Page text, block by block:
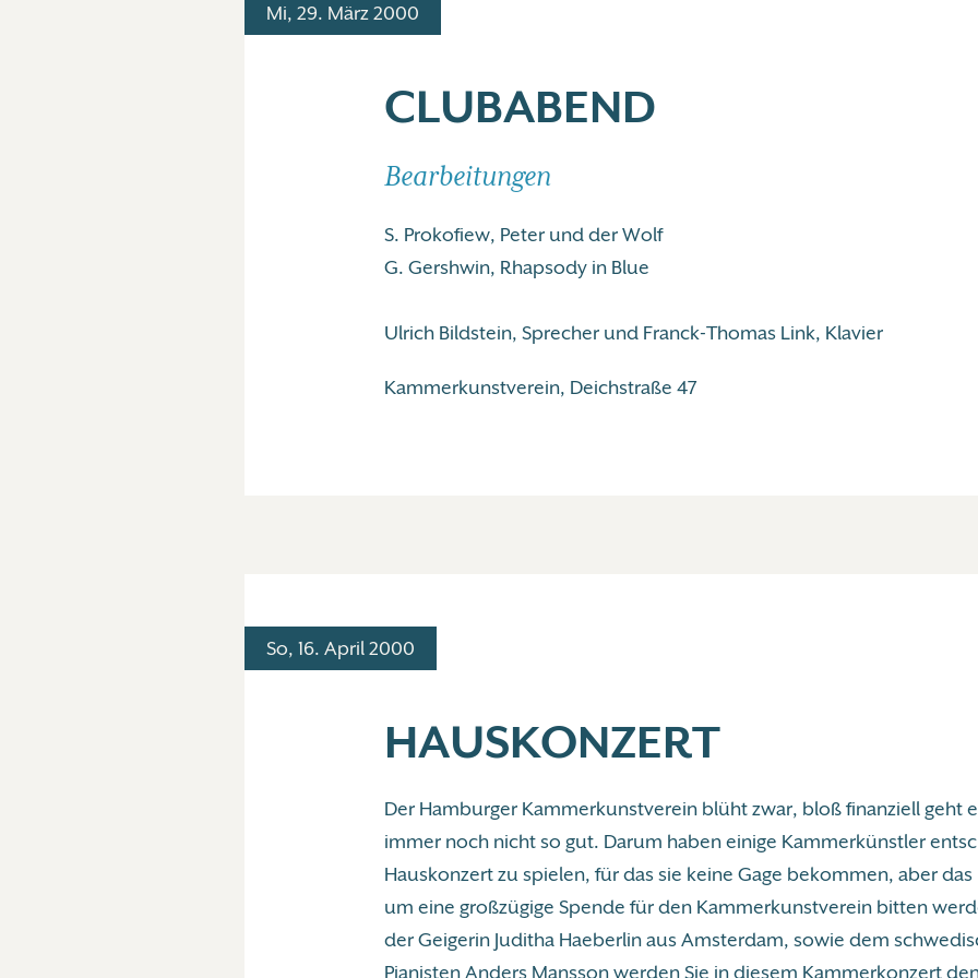
Mi, 29. März 2000
CLUBABEND
Bearbeitungen
S. Prokofiew, Peter und der Wolf
G. Gershwin, Rhapsody in Blue
Ulrich Bildstein, Sprecher und Franck-Thomas Link, Klavier
Kammerkunstverein, Deichstraße 47
So, 16. April 2000
HAUSKONZERT
Der Hamburger Kammerkunstverein blüht zwar, bloß finanziell geht
immer noch nicht so gut. Darum haben einige Kammerkünstler
Hauskonzert zu spielen, für das sie keine Gage bekommen, aber
um eine großzügige Spende für den Kammerkunstverein bitten
der Geigerin Juditha Haeberlin aus Amsterdam, sowie dem
Pianisten Anders Mansson werden Sie in diesem Kammerkonzert